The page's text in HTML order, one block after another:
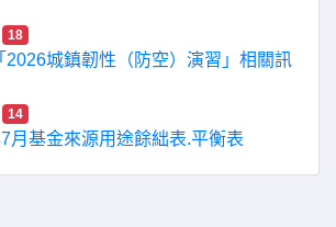
18
2026城鎮韌性（防空）演習」相關訊
14
月基金來源用途餘絀表.平衡表